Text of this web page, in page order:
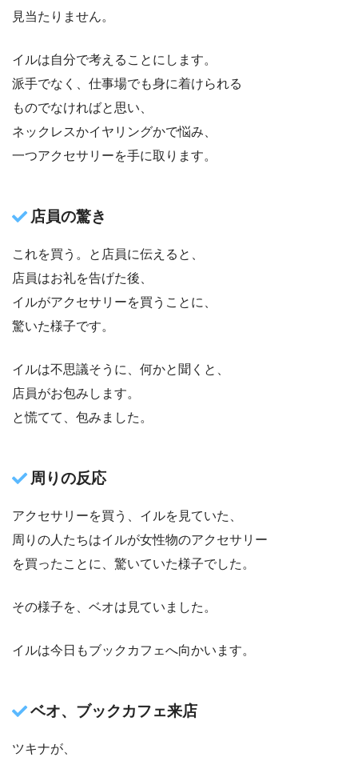
見当たりません。
イルは自分で考えることにします。
派手でなく、仕事場でも身に着けられる
ものでなければと思い、
ネックレスかイヤリングかで悩み、
一つアクセサリーを手に取ります。
店員の驚き
これを買う。と店員に伝えると、
店員はお礼を告げた後、
イルがアクセサリーを買うことに、
驚いた様子です。
イルは不思議そうに、何かと聞くと、
店員がお包みします。
と慌てて、包みました。
周りの反応
アクセサリーを買う、イルを見ていた、
周りの人たちはイルが女性物のアクセサリー
を買ったことに、驚いていた様子でした。
その様子を、ベオは見ていました。
イルは今日もブックカフェへ向かいます。
ベオ、ブックカフェ来店
ツキナが、